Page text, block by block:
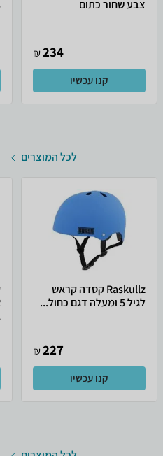
צבע שחור כתום
234
₪
קנו עכשיו
לכל המוצרים
Raskullz קסדה קראש
לגיל 5 ומעלה דגם כחול...
227
₪
קנו עכשיו